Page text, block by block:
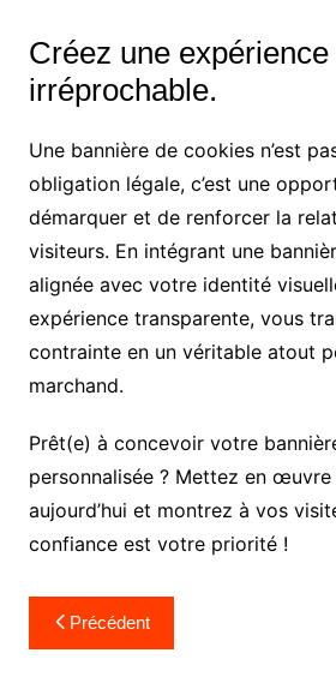
Créez une
irréprochable.
Une bannière de cookies n’est
obligation légale, c’est une
démarquer et de renforcer la
visiteurs. En intégrant une
alignée avec votre identité
expérience transparente, vous
contrainte en un véritable atout
marchand.
Prêt(e) à concevoir votre
personnalisée ? Mettez en
aujourd’hui et montrez à vos
confiance est votre priorité !
Navigation
de
Précédent